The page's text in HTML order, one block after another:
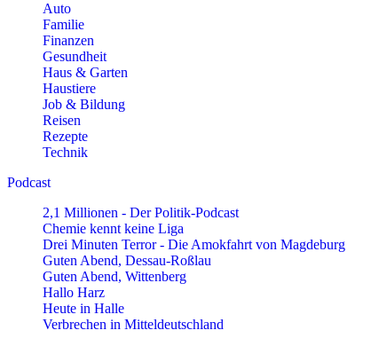
Auto
Familie
Finanzen
Gesundheit
Haus & Garten
Haustiere
Job & Bildung
Reisen
Rezepte
Technik
Podcast
2,1 Millionen - Der Politik-Podcast
Chemie kennt keine Liga
Drei Minuten Terror - Die Amokfahrt von Magdeburg
Guten Abend, Dessau-Roßlau
Guten Abend, Wittenberg
Hallo Harz
Heute in Halle
Verbrechen in Mitteldeutschland